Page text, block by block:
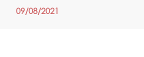
09/08/2021